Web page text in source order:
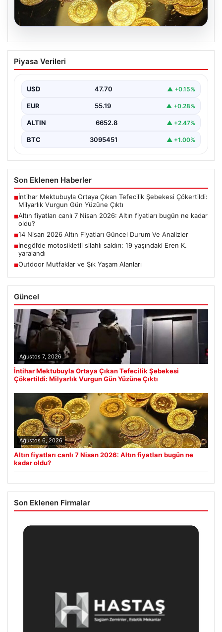
06.08.2026
Altın fiyatları canlı 7 Nisan 2026: Altın
fiyatları bugün ne kadar oldu?
Piyasa Verileri
USD 47.70 ▲ +0.15%
EUR 55.19 ▲ +0.28%
ALTIN 6652.8 ▲ +2.47%
BTC 3095451 ▲ +1.00%
Son Eklenen Haberler
■İntihar Mektubuyla Ortaya Çıkan Tefecilik Şebekesi Çökertildi:
Milyarlık Vurgun Gün Yüzüne Çıktı
■Altın fiyatları canlı 7 Nisan 2026: Altın fiyatları bugün ne kadar
oldu?
■14 Nisan 2026 Altın Fiyatları Güncel Durum Ve Analizler
■İnegöl’de motosikletli silahlı saldırı: 19 yaşındaki Eren K.
yaralandı
■Outdoor Mutfaklar ve Şık Yaşam Alanları
Güncel
Ağustos 7, 2026
İntihar Mektubuyla Ortaya Çıkan Tefecilik Şebekesi
Çökertildi: Milyarlık Vurgun Gün Yüzüne Çıktı
Ağustos 6, 2026
Altın fiyatları canlı 7 Nisan 2026: Altın fiyatları bugün ne
kadar oldu?
Son Eklenen Firmalar